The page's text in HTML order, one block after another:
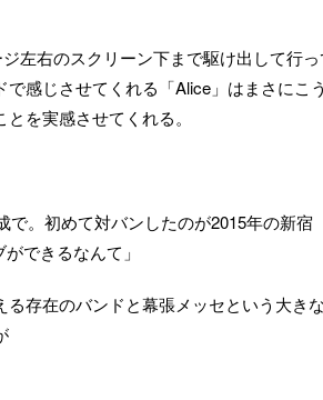
左右のスクリーン下まで駆け出して行っ
感じさせてくれる「Alice」はまさにこう
を実感させてくれる。
で。初めて対バンしたのが2015年の新宿
できるなんて」
存在のバンドと幕張メッセという大きな